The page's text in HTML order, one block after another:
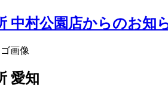
中村公園店からのお知
愛知